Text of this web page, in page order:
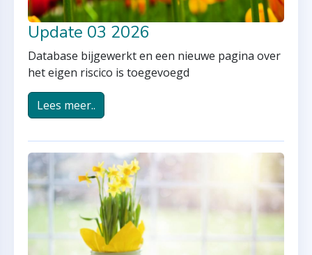
Update 03 2026
Database bijgewerkt en een nieuwe pagina over
het eigen riscico is toegevoegd
Lees meer..